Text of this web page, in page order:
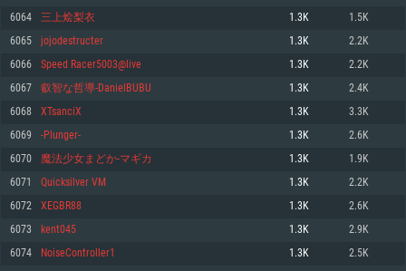
최소사양
운영체제: Windows 10 (64 bit)
프로세서: 2.2 GHz 듀얼코어 이상
메모리: 4GB
그래픽 카드: DirectX 11 이상을 지원하는 AMD Radeon 77XX / NVIDIA
GeForce GT 660. 최소 사양 해상도: 720p
네트워크: 브로드밴드 인터넷
여유 저장 공간: 22.1 GB (최소 클라이언트)
최소사양
운영체제: Mac OS Big Sur 11.0
프로세서: 최소 2.2 GHz의 Core i5 (Intel Xeon 은 지원하지 않습니다)
메모리: 6 GB
그래픽 카드: Metal 을 지원하는 Intel Iris Pro 5200 (Mac), 혹은 이와 비슷한 성
능을 가지는 Mac 버전의 AMD/Nvidia. 최소 해상도: 720p
네트워크: 브로드밴드 인터넷
여유 저장 공간: 22.1 GB (최소 클라이언트)
최소사양
운영체제: 64bit Linux 중 최신 버전
프로세서: 2.4 GHz 듀얼코어
메모리: 4 GB
그래픽 카드: Vulkan 을 지원하고, 최신 그래픽 드라이버를 지원하는 NVIDIA
660 (6개월 미만) 혹은 그와 동급의 성능을 가지며 최신 그래픽 드라이버를 지
원하는 AMD (6개월 미만; 최소사양 지원 해상도 720p)
네트워크: 브로드밴드 인터넷
여유 저장 공간: 22.1 GB (최소 클라이언트)
6064 三上烩梨衣 1.3K 1.5K
6065 jojodestructer 1.3K 2.2K
6066 Speed Racer5003@live 1.3K 2.2K
6067 叡智な哲導-DanielBUBU 1.3K 2.4K
6068 XTsanciX 1.3K 3.3K
6069 -Plunger- 1.3K 2.6K
6070 魔法少女まどか-マギカ 1.3K 1.9K
6071 Quicksilver VM 1.3K 2.2K
6072 XEGBR88 1.3K 2.6K
6073 kent045 1.3K 2.9K
6074 NoiseController1 1.3K 2.5K